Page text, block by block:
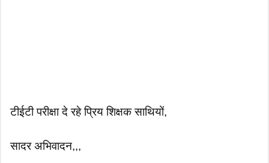
टीईटी परीक्षा दे रहे प्रिय शिक्षक साथियों,
सादर अभिवादन,,,